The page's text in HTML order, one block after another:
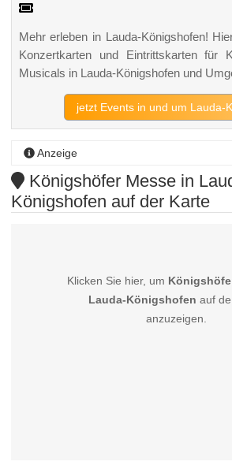
Mehr erleben in Lauda-Königshofen!
Konzertkarten und Eintrittskarten für
Musicals in Lauda-Königshofen und
jetzt Events in und um Lauda-
Anzeige
Königshöfer Messe in
Königshofen auf der Karte
Klicken Sie hier, um
Lauda-Königshofen auf
anzuzeigen.